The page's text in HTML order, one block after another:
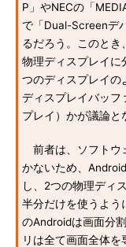
P」やNECの「
で「Dual-Screenデ
るだろう。このと
物理ディスプレイに
つのディスプレイの
ディスプレイバッフ
プレイ）かが議論と
前者は、ソフトウ
かないため、
し、2つの物理ディ
半分だけを使うよう
のAndroidは画面分
リは全て画面全体